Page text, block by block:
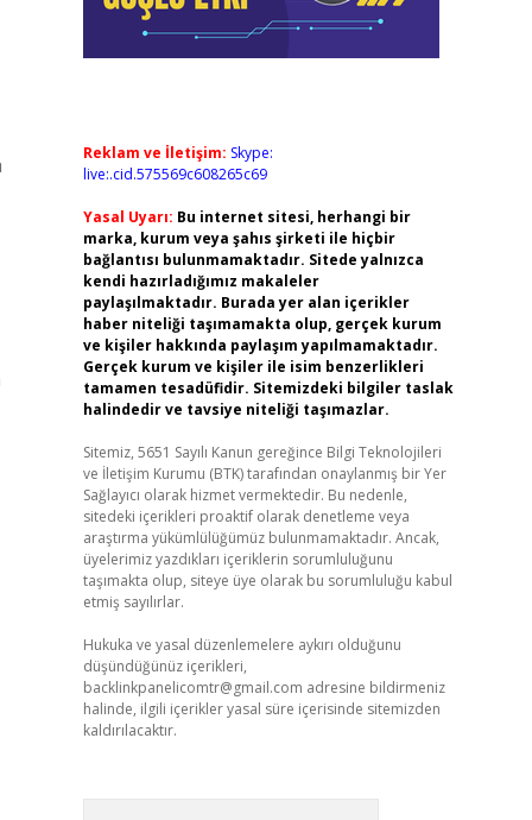
Reklam ve İletişim: Skype:
live:.cid.575569c608265c69
Yasal Uyarı: Bu internet sitesi, herhangi bir
marka, kurum veya şahıs şirketi ile hiçbir
bağlantısı bulunmamaktadır. Sitede yalnızca
kendi hazırladığımız makaleler
paylaşılmaktadır. Burada yer alan içerikler
haber niteliği taşımamakta olup, gerçek kurum
ve kişiler hakkında paylaşım yapılmamaktadır.
Gerçek kurum ve kişiler ile isim benzerlikleri
tamamen tesadüfidir. Sitemizdeki bilgiler taslak
halindedir ve tavsiye niteliği taşımazlar.
Sitemiz, 5651 Sayılı Kanun gereğince Bilgi Teknolojileri
ve İletişim Kurumu (BTK) tarafından onaylanmış bir Yer
Sağlayıcı olarak hizmet vermektedir. Bu nedenle,
sitedeki içerikleri proaktif olarak denetleme veya
araştırma yükümlülüğümüz bulunmamaktadır. Ancak,
üyelerimiz yazdıkları içeriklerin sorumluluğunu
taşımakta olup, siteye üye olarak bu sorumluluğu kabul
etmiş sayılırlar.
Hukuka ve yasal düzenlemelere aykırı olduğunu
düşündüğünüz içerikleri,
backlinkpanelicomtr@gmail.com adresine bildirmeniz
halinde, ilgili içerikler yasal süre içerisinde sitemizden
kaldırılacaktır.